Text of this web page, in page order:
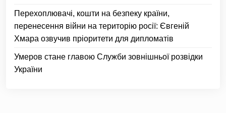
Перехоплювачі, кошти на безпеку країни,
перенесення війни на територію росії: Євгеній
Хмара озвучив пріоритети для дипломатів
Умеров стане главою Служби зовнішньої розвідки
України